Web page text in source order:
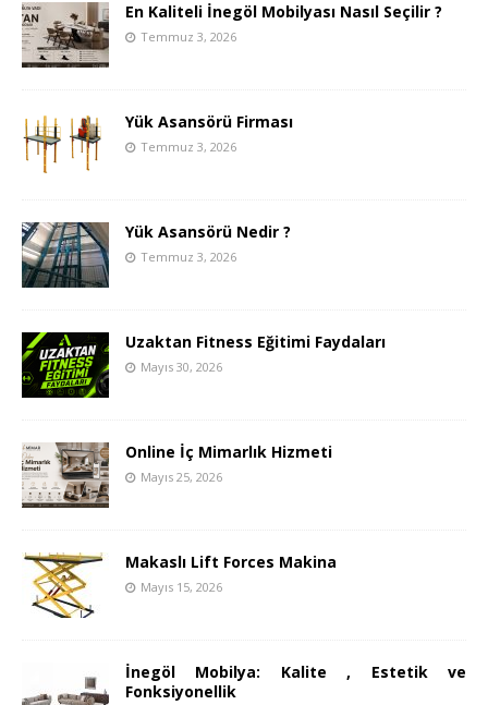
En Kaliteli İnegöl Mobilyası Nasıl Seçilir ?
Temmuz 3, 2026
Yük Asansörü Firması
Temmuz 3, 2026
Yük Asansörü Nedir ?
Temmuz 3, 2026
Uzaktan Fitness Eğitimi Faydaları
Mayıs 30, 2026
Online İç Mimarlık Hizmeti
Mayıs 25, 2026
Makaslı Lift Forces Makina
Mayıs 15, 2026
İnegöl Mobilya: Kalite , Estetik ve
Fonksiyonellik